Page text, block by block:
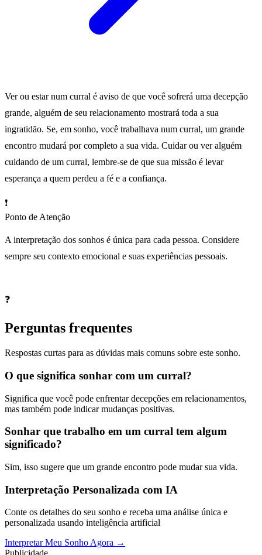
Ver ou estar num curral é aviso de que você sofrerá uma decepção
grande, alguém de seu relacionamento mostrará toda a sua
ingratidão. Se, em sonho, você trabalhava num curral, um grande
encontro mudará por completo a sua vida. Cuidar ou ver alguém
cuidando de um curral, lembre-se de que sua missão é levar
esperança a quem perdeu a fé e a confiança.
❗
Ponto de Atenção
A interpretação dos sonhos é única para cada pessoa. Considere
sempre seu contexto emocional e suas experiências pessoais.
❓
Perguntas frequentes
Respostas curtas para as dúvidas mais comuns sobre este sonho.
O que significa sonhar com um curral?
Significa que você pode enfrentar decepções em relacionamentos,
mas também pode indicar mudanças positivas.
Sonhar que trabalho em um curral tem algum
significado?
Sim, isso sugere que um grande encontro pode mudar sua vida.
Interpretação Personalizada com IA
Conte os detalhes do seu sonho e receba uma análise única e
personalizada usando inteligência artificial
Interpretar Meu Sonho Agora →